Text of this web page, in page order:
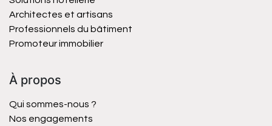
Architectes et artisans
Professionnels du bâtiment
Promoteur immobilier
À propos
Qui sommes-nous ?
Nos engagements